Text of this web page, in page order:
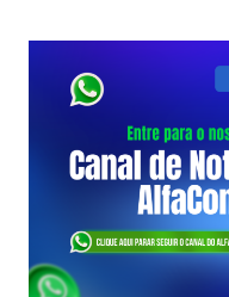
PA
VEJA
VAGAS,